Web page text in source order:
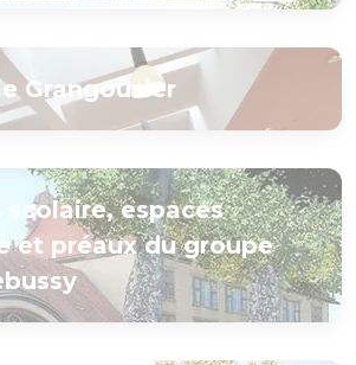
Grangousier
scolaire, espaces
et préaux du groupe